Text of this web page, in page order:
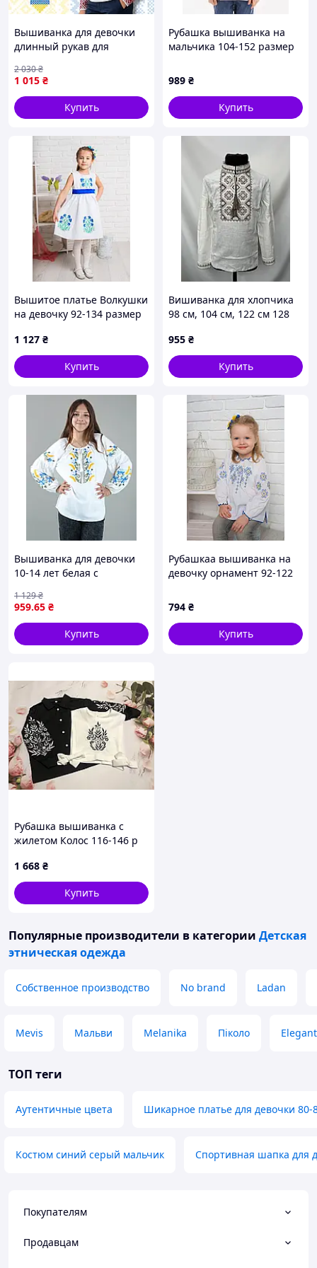
Вышиванка для девочки
длинный рукав для
вышиванки для девочек,
Детские вышиванки из
льна
1 015 ₴
2 030₴
Купить
Рубашка вышиванка на
мальчика 104-152 размер
989 ₴
Купить
Вышитое платье Волкушки
на девочку 92-134 размер
1 127 ₴
Купить
Вишиванка для хлопчика
98 см, 104 см, 122 см 128
158 см, 164 см
955 ₴
Купить
Вышиванка для девочки
10-14 лет белая с
959.65 ₴
1 129₴
Купить
Рубашкаа вышиванка на
девочку орнамент 92-122
794 ₴
Купить
Рубашка вышиванка с
жилетом Колос 116-146 р
1 668 ₴
Купить
Популярные производители в категории Детская
этническая одежда
Собственное производство No brand Ladan
Mevis Мальви Melanika Піколо Elegant
ТОП теги
Аутентичные цвета Шикарное платье для девочки 80-
Костюм синий серый мальчик Спортивная шапка для
Покупателям
Продавцам